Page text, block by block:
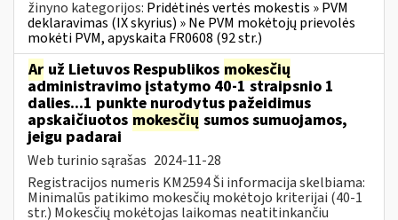
žinyno kategorijos: Pridėtinės vertės mokestis » PVM
deklaravimas (IX skyrius) » Ne PVM mokėtojų prievolės
mokėti PVM, apyskaita FR0608 (92 str.)
Ar už Lietuvos Respublikos mokesčių
administravimo įstatymo 40-1 straipsnio 1
dalies...1 punkte nurodytus pažeidimus
apskaičiuotos mokesčių sumos sumuojamos,
jeigu padarai
Web turinio sąrašas 2024-11-28
Registracijos numeris KM2594 Ši informacija skelbiama:
Minimalūs patikimo mokesčių mokėtojo kriterijai (40-1
str.) Mokesčių mokėtojas laikomas neatitinkančiu